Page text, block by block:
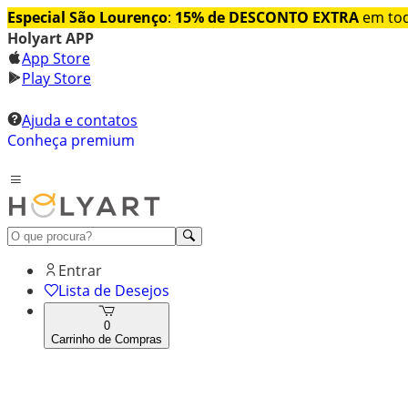
Especial São Lourenço: 15% de DESCONTO EXTRA em
Holyart APP
App Store
Play Store
Ajuda e contatos
Conheça premium
Entrar
Lista de Desejos
0
Carrinho de Compras